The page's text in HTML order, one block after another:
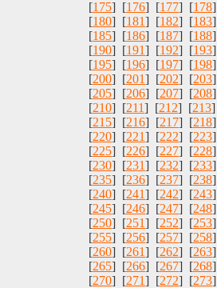
[175] [176] [177] [178
[180] [181] [182] [183
[185] [186] [187] [188
[190] [191] [192] [193
[195] [196] [197] [198
[200] [201] [202] [203
[205] [206] [207] [208
[210] [211] [212] [213
[215] [216] [217] [218
[220] [221] [222] [223
[225] [226] [227] [228
[230] [231] [232] [233
[235] [236] [237] [238
[240] [241] [242] [243
[245] [246] [247] [248
[250] [251] [252] [253
[255] [256] [257] [258
[260] [261] [262] [263
[265] [266] [267] [268
[270] [271] [272] [273